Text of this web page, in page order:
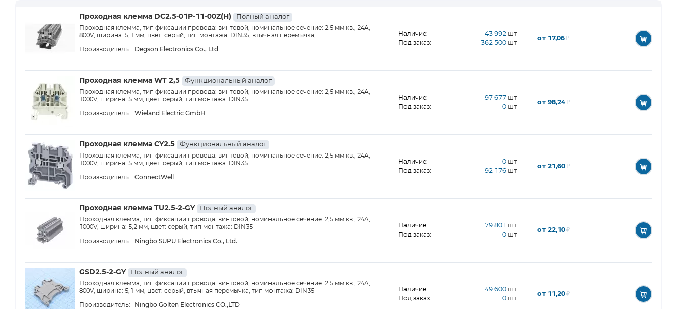
Проходная клемма DC2.5-01P-11-00Z(H) Полный аналог
Проходная клемма, тип фиксации провода: винтовой, номинальное сечение: 2.5 мм кв., 24A,
800V, ширина: 5,1 мм, цвет: серый, тип монтажа: DIN35, втычная перемычка,
Производитель: Degson Electronics Co., Ltd
Наличие: 43 992 шт
Под заказ: 362 500 шт
от 17,06₽
Проходная клемма WT 2,5 Функциональный аналог
Проходная клемма, тип фиксации провода: винтовой, номинальное сечение: 2,5 мм кв., 24A,
1000V, ширина: 5 мм, цвет: серый, тип монтажа: DIN35
Производитель: Wieland Electric GmbH
Наличие: 97 677 шт
Под заказ: 0 шт
от 98,24₽
Проходная клемма CY2.5 Функциональный аналог
Проходная клемма, тип фиксации провода: винтовой, номинальное сечение: 2,5 мм кв., 24A,
1000V, ширина: 5 мм, цвет: серый, тип монтажа: DIN35
Производитель: ConnectWell
Наличие: 0 шт
Под заказ: 92 176 шт
от 21,60₽
Проходная клемма TU2.5-2-GY Полный аналог
Проходная клемма, тип фиксации провода: винтовой, номинальное сечение: 2,5 мм кв., 24A,
1000V, ширина: 5,2 мм, цвет: серый, тип монтажа: DIN35
Производитель: Ningbo SUPU Electronics Co., Ltd.
Наличие: 79 801 шт
Под заказ: 0 шт
от 22,10₽
GSD2.5-2-GY Полный аналог
Проходная клемма, тип фиксации провода: винтовой, номинальное сечение: 2.5 мм кв., 24A,
800V, ширина: 5,1 мм, цвет: серый, втычная перемычка, тип монтажа: DIN35
Производитель: Ningbo Golten Electronics CO.,LTD
Наличие: 49 600 шт
Под заказ: 0 шт
от 11,20₽